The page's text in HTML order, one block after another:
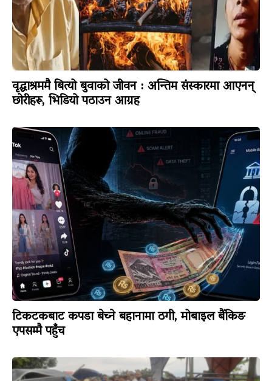
वृद्धाश्रममै बित्यो बुवाको जीवन : अन्तिम संस्कारमा आएनन्
छोरीहरू, भिडियो पठाउन आग्रह
टिकटकबाट कपडा बेच्ने बहानामा ठगी, मोबाइल बैंकिङ
एपसम्मै पहुँच